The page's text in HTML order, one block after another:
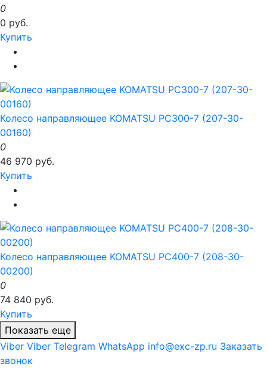
0
0 руб.
Купить
Колесо направляющее KOMATSU PC300-7 (207-30-
00160)
0
46 970 руб.
Купить
Колесо направляющее KOMATSU PC400-7 (208-30-
00200)
0
74 840 руб.
Купить
Показать еще
Viber Viber Telegram WhatsApp info@exc-zp.ru Заказать
звонок